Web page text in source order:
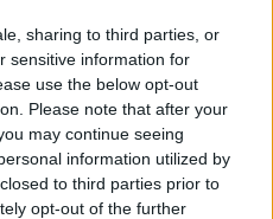
sharing to third parties, or
sensitive information for
use the below opt-out
Please note that after your
may continue seeing
information utilized by
to third parties prior to
opt-out of the further
: voici